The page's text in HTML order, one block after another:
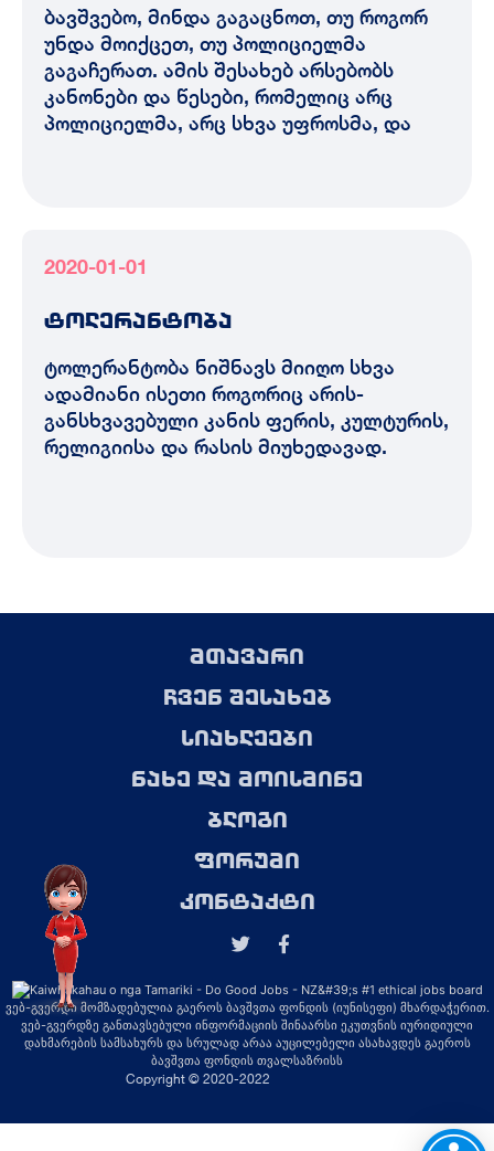
ბავშვებო, მინდა გაგაცნოთ, თუ როგორ
უნდა მოიქცეთ, თუ პოლიციელმა
გაგაჩერათ. ამის შესახებ არსებობს
კანონები და წესები, რომელიც არც
პოლიციელმა, არც სხვა უფროსმა, და
2020-01-01
ტოლერანტობა
ტოლერანტობა ნიშნავს მიიღო სხვა
ადამიანი ისეთი როგორიც არის-
განსხვავებული კანის ფერის, კულტურის,
რელიგიისა და რასის მიუხედავად.
მთავარი
ჩვენ შესახებ
სიახლეები
ნახე და მოისმინე
ბლოგი
ფორუმი
კონტაქტი
ვებ-გვერდი მომზადებულია გაეროს ბავშვთა ფონდის (იუნისეფი) მხარდაჭერით.
ვებ-გვერდზე განთავსებული ინფორმაციის შინაარსი ეკუთვნის იურიდიული
დახმარების სამსახურს და სრულად არაა აუცილებელი ასახავდეს გაეროს
ბავშვთა ფონდის თვალსაზრისს
Copyright © 2020-2022